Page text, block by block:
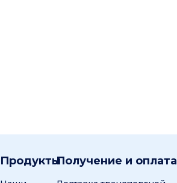
ПродуктыПолучение и оплата